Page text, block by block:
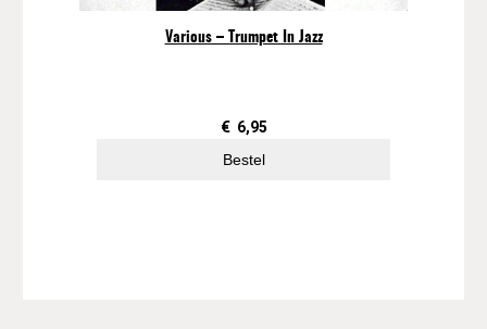
Various – Trumpet In Jazz
€ 6,95
Bestel